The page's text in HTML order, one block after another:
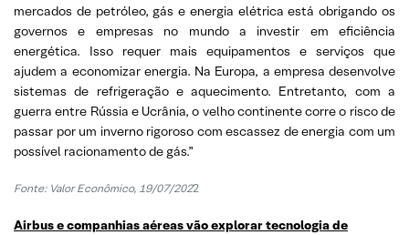
mercados de petróleo, gás e energia elétrica está obrigando os
governos e empresas no mundo a investir em eficiência
energética. Isso requer mais equipamentos e serviços que
ajudem a economizar energia. Na Europa, a empresa desenvolve
sistemas de refrigeração e aquecimento. Entretanto, com a
guerra entre Rússia e Ucrânia, o velho continente corre o risco de
passar por um inverno rigoroso com escassez de energia com um
possível racionamento de gás.”
Fonte: Valor Econômico, 19/07/2022
Airbus e companhias aéreas vão explorar tecnologia de